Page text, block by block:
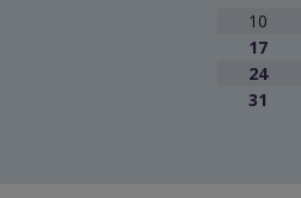
10
17
24
31